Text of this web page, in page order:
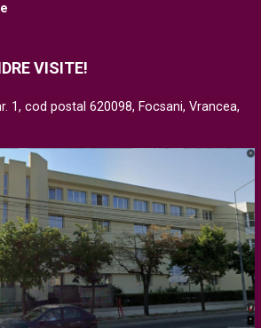
VISITE!
1, cod postal 620098, Focsani, Vrancea,